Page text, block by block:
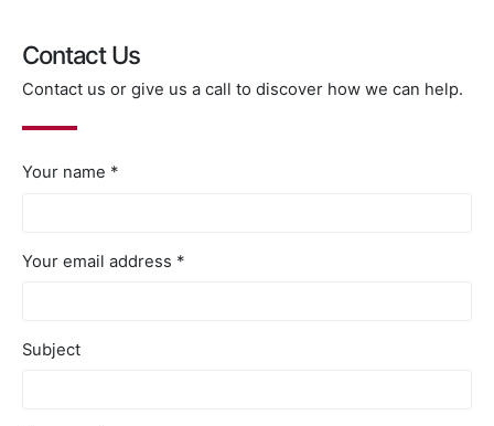
Contact Us
Contact us or give us a call to discover how we can help.
Your name *
Your email address *
Subject